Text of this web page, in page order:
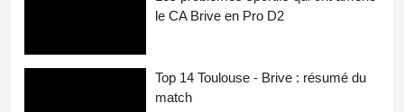
le CA Brive en Pro D2
Top 14 Toulouse - Brive : résumé du
match